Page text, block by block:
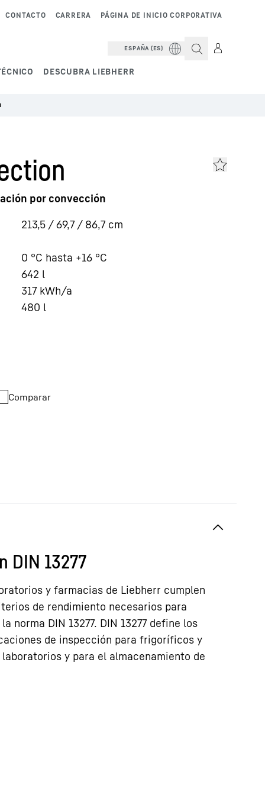
DESCUBRA LIEBHERR
PÁGINA DE INICIO CORPORATIVA
CARRERA
CONTACTO
ESPAÑA (ES)
por convección
213,5 / 69,7 / 86,7 cm
0 °C hasta +16 °C
642 l
317 kWh/a
480 l
Comparar
DIN 13277
y farmacias de Liebherr cumplen
de rendimiento necesarios para
norma DIN 13277. DIN 13277 define los
de inspección para frigoríficos y
y para el almacenamiento de